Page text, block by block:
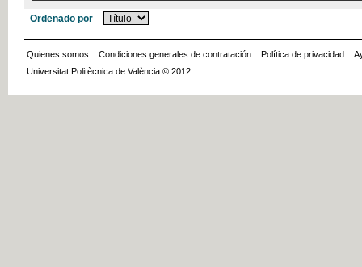
Ordenado por
Quienes somos :: Condiciones generales de contratación :: Política de privacidad ::
Universitat Politècnica de València © 2012